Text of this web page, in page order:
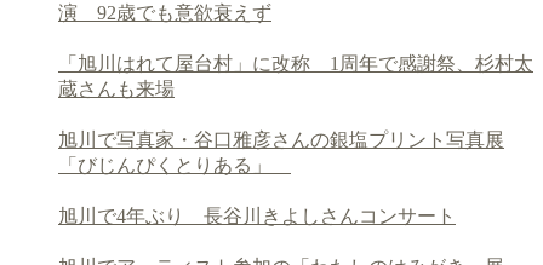
演 92歳でも意欲衰えず
「旭川はれて屋台村」に改称 1周年で感謝祭、杉村太
蔵さんも来場
旭川で写真家・谷口雅彦さんの銀塩プリント写真展
「びじんぴくとりある」
旭川で4年ぶり 長谷川きよしさんコンサート